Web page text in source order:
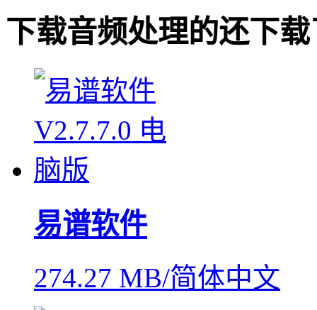
下载音频处理的还下载
易谱软件
274.27 MB/简体中文